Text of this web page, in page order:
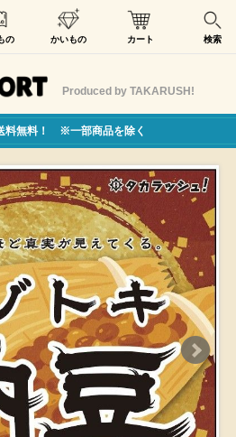
の かいもの カート 検索
Produced by TAKARUSH!
料無料！ ※一部商品を除く